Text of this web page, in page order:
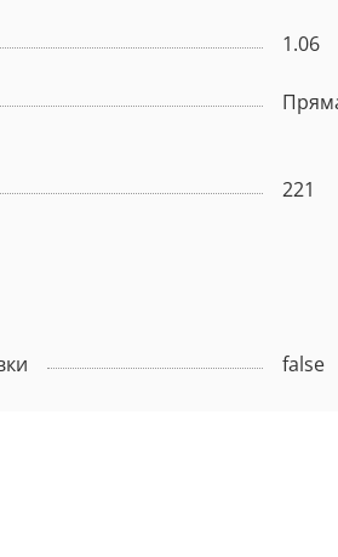
1.06
221
false